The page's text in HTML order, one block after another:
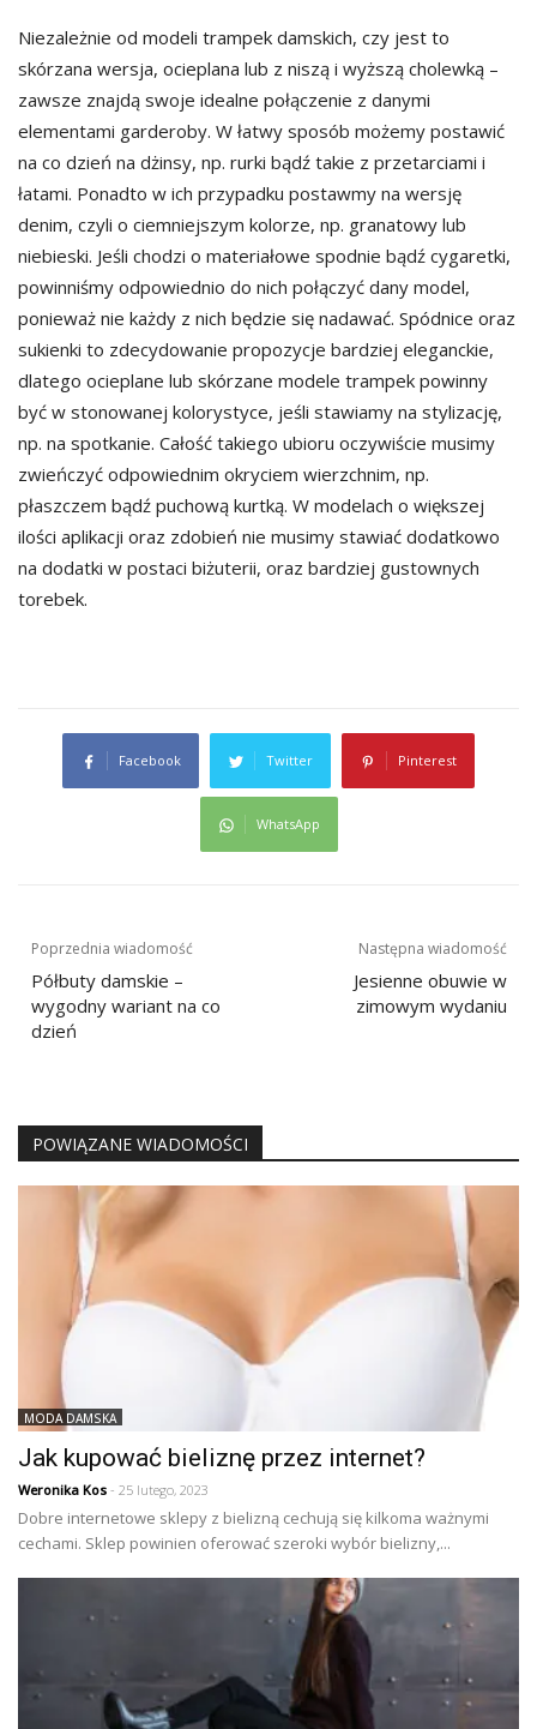
Niezależnie od modeli trampek damskich, czy jest to
skórzana wersja, ocieplana lub z niszą i wyższą cholewką –
zawsze znajdą swoje idealne połączenie z danymi
elementami garderoby. W łatwy sposób możemy postawić
na co dzień na dżinsy, np. rurki bądź takie z przetarciami i
łatami. Ponadto w ich przypadku postawmy na wersję
denim, czyli o ciemniejszym kolorze, np. granatowy lub
niebieski. Jeśli chodzi o materiałowe spodnie bądź cygaretki,
powinniśmy odpowiednio do nich połączyć dany model,
ponieważ nie każdy z nich będzie się nadawać. Spódnice oraz
sukienki to zdecydowanie propozycje bardziej eleganckie,
dlatego ocieplane lub skórzane modele trampek powinny
być w stonowanej kolorystyce, jeśli stawiamy na stylizację,
np. na spotkanie. Całość takiego ubioru oczywiście musimy
zwieńczyć odpowiednim okryciem wierzchnim, np.
płaszczem bądź puchową kurtką. W modelach o większej
ilości aplikacji oraz zdobień nie musimy stawiać dodatkowo
na dodatki w postaci biżuterii, oraz bardziej gustownych
torebek.
Facebook Twitter Pinterest
WhatsApp
Nawigacja
wpisu
Poprzednia wiadomość
Półbuty damskie –
wygodny wariant na co
dzień
Następna wiadomość
Jesienne obuwie w
zimowym wydaniu
POWIĄZANE WIADOMOŚCI
MODA DAMSKA
Jak kupować bieliznę przez internet?
Weronika Kos - 25 lutego, 2023
Dobre internetowe sklepy z bielizną cechują się kilkoma ważnymi
cechami. Sklep powinien oferować szeroki wybór bielizny,...